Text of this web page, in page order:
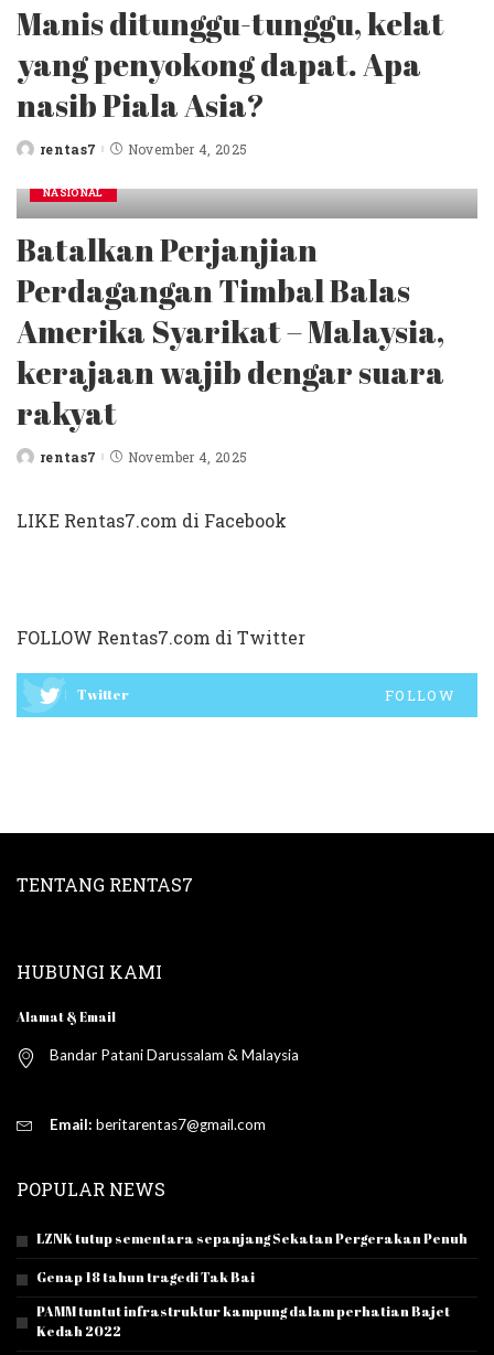
Manis ditunggu-tunggu, kelat
yang penyokong dapat. Apa
nasib Piala Asia?
Postedrentas7 November 4, 2025
NASIONAL
Batalkan Perjanjian
Perdagangan Timbal Balas
Amerika Syarikat – Malaysia,
kerajaan wajib dengar suara
rakyat
Postedrentas7 November 4, 2025
LIKE Rentas7.com di Facebook
FOLLOW Rentas7.com di Twitter
Twitter FOLLOW
TENTANG RENTAS7
HUBUNGI KAMI
Alamat & Email
Bandar Patani Darussalam & Malaysia
Email: beritarentas7@gmail.com
POPULAR NEWS
LZNK tutup sementara sepanjang Sekatan Pergerakan Penuh
Genap 18 tahun tragedi Tak Bai
PAMM tuntut infrastruktur kampung dalam perhatian Bajet
Kedah 2022